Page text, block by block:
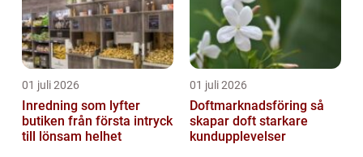
01 juli 2026
Inredning som lyfter
butiken från första intryck
till lönsam helhet
01 juli 2026
Doftmarknadsföring så
skapar doft starkare
kundupplevelser